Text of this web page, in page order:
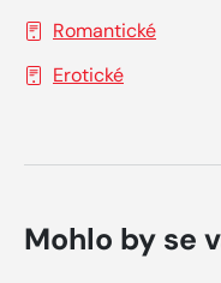
Romantické
Erotické
Mohlo by se